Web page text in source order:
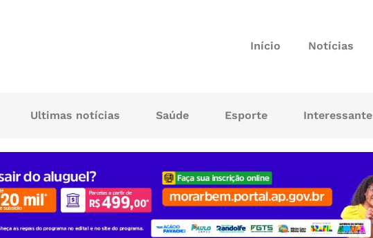
Início Notícias
Ultimas notícias Saúde Esporte Interessante